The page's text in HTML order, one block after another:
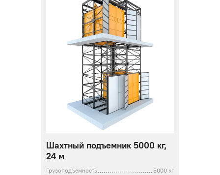
Шахтный подъемник 5000 кг,
24 м
Грузоподъемность
5000 кг